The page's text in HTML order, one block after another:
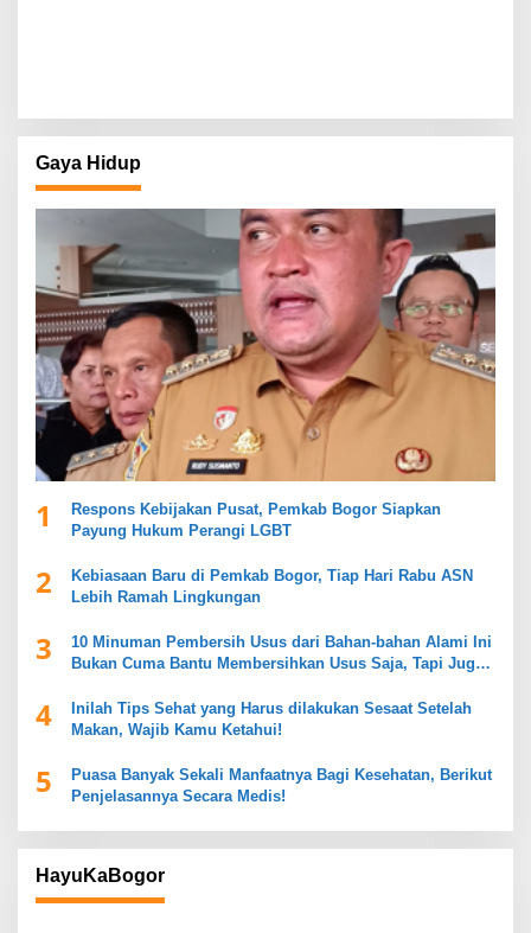
Gaya Hidup
1
Respons Kebijakan Pusat, Pemkab Bogor Siapkan
Payung Hukum Perangi LGBT
2
Kebiasaan Baru di Pemkab Bogor, Tiap Hari Rabu ASN
Lebih Ramah Lingkungan
3
10 Minuman Pembersih Usus dari Bahan-bahan Alami Ini
Bukan Cuma Bantu Membersihkan Usus Saja, Tapi Juga
4
Inilah Tips Sehat yang Harus dilakukan Sesaat Setelah
Makan, Wajib Kamu Ketahui!
5
Puasa Banyak Sekali Manfaatnya Bagi Kesehatan, Berikut
Penjelasannya Secara Medis!
HayuKaBogor